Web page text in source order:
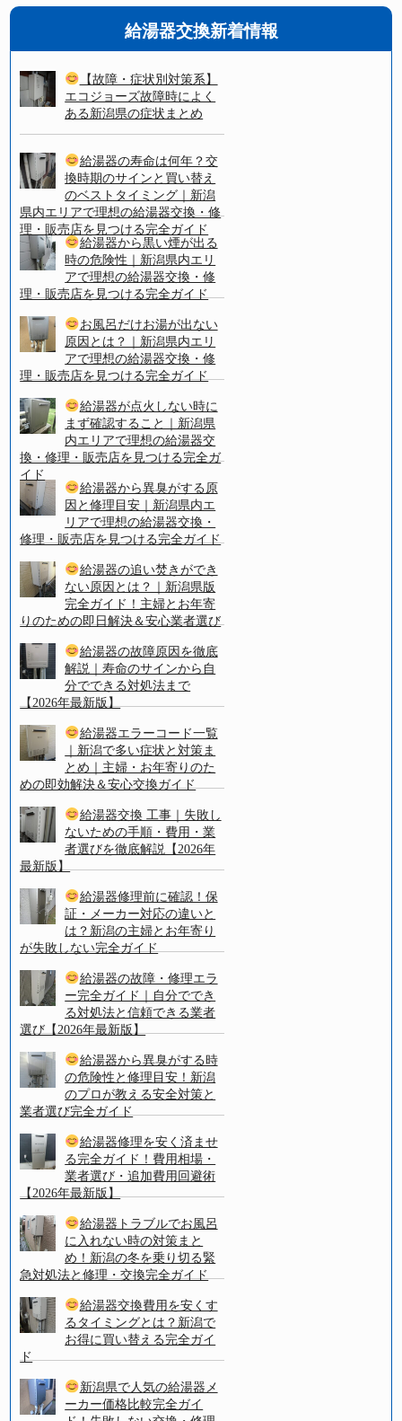
給湯器交換新着情報
【故障・症状別対策系】
エコジョーズ故障時によく
ある新潟県の症状まとめ
給湯器の寿命は何年？交
換時期のサインと買い替え
のベストタイミング｜新潟
県内エリアで理想の給湯器交換・修
理・販売店を見つける完全ガイド
給湯器から黒い煙が出る
時の危険性｜新潟県内エリ
アで理想の給湯器交換・修
理・販売店を見つける完全ガイド
お風呂だけお湯が出ない
原因とは？｜新潟県内エリ
アで理想の給湯器交換・修
理・販売店を見つける完全ガイド
給湯器が点火しない時に
まず確認すること｜新潟県
内エリアで理想の給湯器交
換・修理・販売店を見つける完全ガ
イド
給湯器から異臭がする原
因と修理目安｜新潟県内エ
リアで理想の給湯器交換・
修理・販売店を見つける完全ガイド
給湯器の追い焚きができ
ない原因とは？｜新潟県版
完全ガイド！主婦とお年寄
りのための即日解決＆安心業者選び
給湯器の故障原因を徹底
解説｜寿命のサインから自
分でできる対処法まで
【2026年最新版】
給湯器エラーコード一覧
｜新潟で多い症状と対策ま
とめ｜主婦・お年寄りのた
めの即効解決＆安心交換ガイド
給湯器交換 工事｜失敗し
ないための手順・費用・業
者選びを徹底解説【2026年
最新版】
給湯器修理前に確認！保
証・メーカー対応の違いと
は？新潟の主婦とお年寄り
が失敗しない完全ガイド
給湯器の故障・修理エラ
ー完全ガイド｜自分ででき
る対処法と信頼できる業者
選び【2026年最新版】
給湯器から異臭がする時
の危険性と修理目安！新潟
のプロが教える安全対策と
業者選び完全ガイド
給湯器修理を安く済ませ
る完全ガイド！費用相場・
業者選び・追加費用回避術
【2026年最新版】
給湯器トラブルでお風呂
に入れない時の対策まと
め！新潟の冬を乗り切る緊
急対処法と修理・交換完全ガイド
給湯器交換費用を安くす
るタイミングとは？新潟で
お得に買い替える完全ガイ
ド
新潟県で人気の給湯器メ
ーカー価格比較完全ガイ